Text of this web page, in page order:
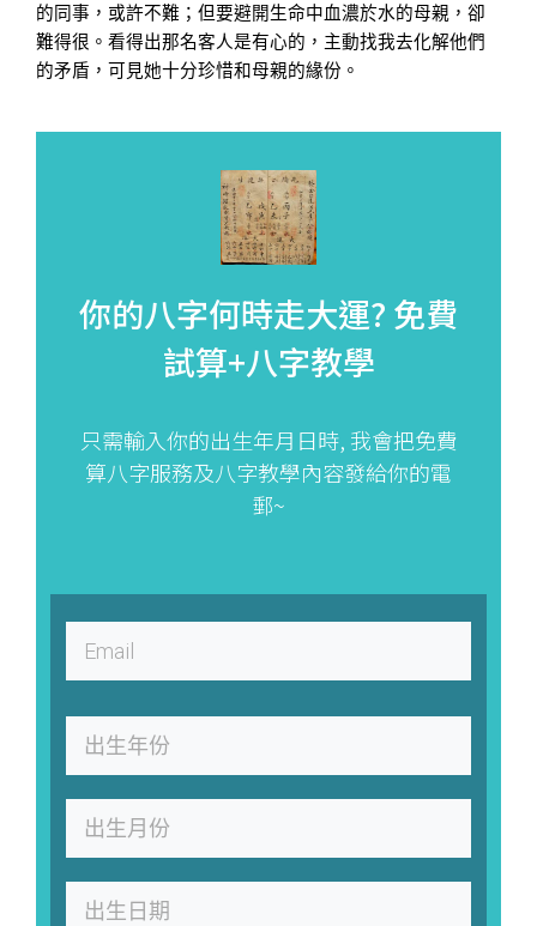
的同事，或許不難；但要避開生命中血濃於水的母親，卻
難得很。看得出那名客人是有心的，主動找我去化解他們
的矛盾，可見她十分珍惜和母親的緣份。
你的八字何時走大運? 免費
試算+八字教學
只需輸入你的出生年月日時, 我會把免費
算八字服務及八字教學內容發給你的電
郵~